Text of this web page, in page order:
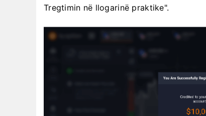
Tregtimin në llogarinë praktike".